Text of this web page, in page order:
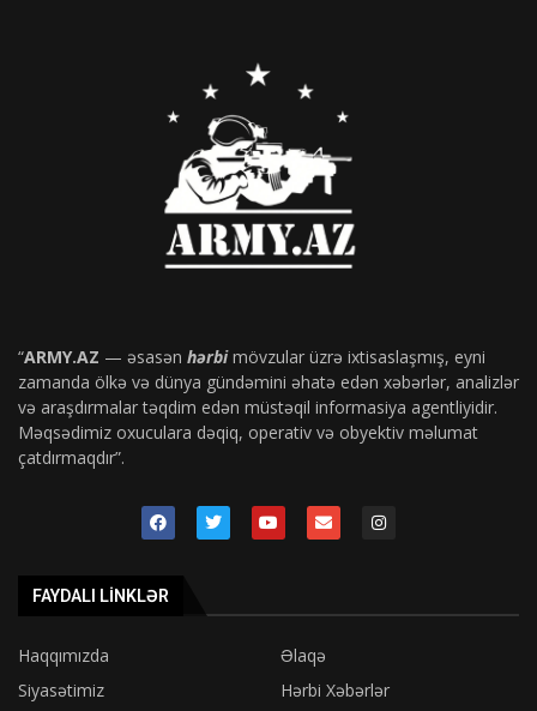
“ARMY.AZ — əsasən hərbimövzular üzrə ixtisaslaşmış, eyni
zamanda ölkə və dünya gündəmini əhatə edən xəbərlər, analizlər
və araşdırmalar təqdim edən müstəqil informasiya agentliyidir.
Məqsədimiz oxuculara dəqiq, operativ və obyektiv məlumat
çatdırmaqdır”.
FAYDALI LINKLƏR
Haqqımızda
Əlaqə
Siyasətimiz
Hərbi Xəbərlər